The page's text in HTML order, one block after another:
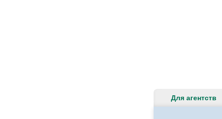
Для агентств